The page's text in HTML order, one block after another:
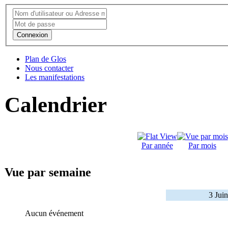
Connexion
Plan de Glos
Nous contacter
Les manifestations
Calendrier
Par année Par mois
Vue par semaine
3
Aucun événement